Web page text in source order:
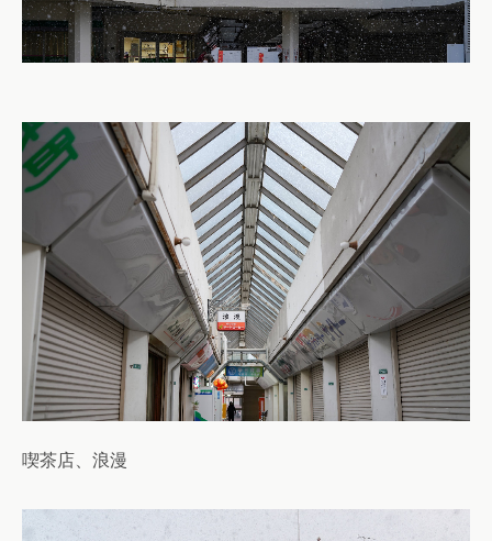
喫茶店、浪漫